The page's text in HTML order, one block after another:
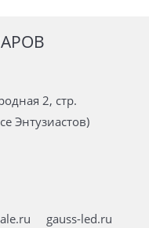
2, стр.
Энтузиастов)
gauss-led.ru